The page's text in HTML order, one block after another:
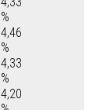
%
4,46
%
4,33
%
4,20